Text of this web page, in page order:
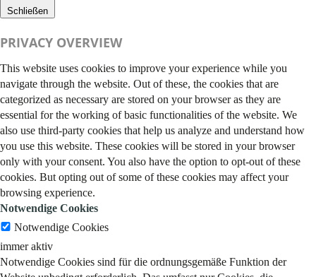
Schließen
PRIVACY OVERVIEW
This website uses cookies to improve your experience while you
navigate through the website. Out of these, the cookies that are
categorized as necessary are stored on your browser as they are
essential for the working of basic functionalities of the website. We
also use third-party cookies that help us analyze and understand how
you use this website. These cookies will be stored in your browser
only with your consent. You also have the option to opt-out of these
cookies. But opting out of some of these cookies may affect your
browsing experience.
Notwendige Cookies
Notwendige Cookies
immer aktiv
Notwendige Cookies sind für die ordnungsgemäße Funktion der